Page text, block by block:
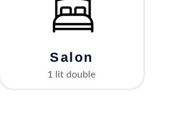
Salon
1 lit double